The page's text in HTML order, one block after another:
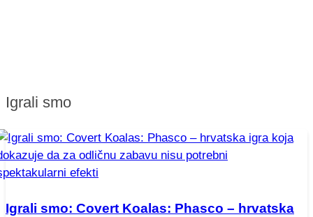
Igrali smo
Igrali smo: Covert Koalas: Phasco – hrvatska